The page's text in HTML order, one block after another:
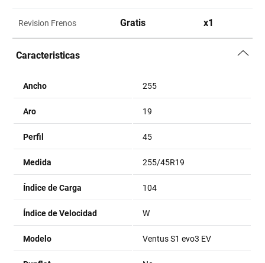
Revision Frenos Gratis x1
Caracteristicas
Ancho 255
Aro 19
Perfil 45
Medida 255/45R19
Índice de Carga 104
Índice de Velocidad W
Modelo Ventus S1 evo3 EV